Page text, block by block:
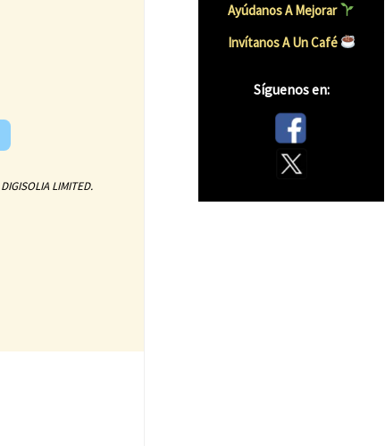
DIGISOLIA LIMITED.
Ayúdanos A Mejorar
Invítanos A Un CafÉ
Síguenos en: